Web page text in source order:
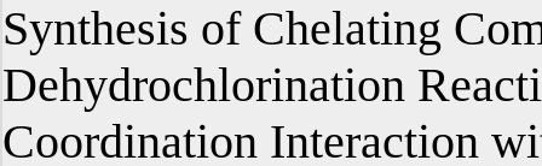
Synthesis of Chelating
Dehydrochlorination
Coordination Interaction